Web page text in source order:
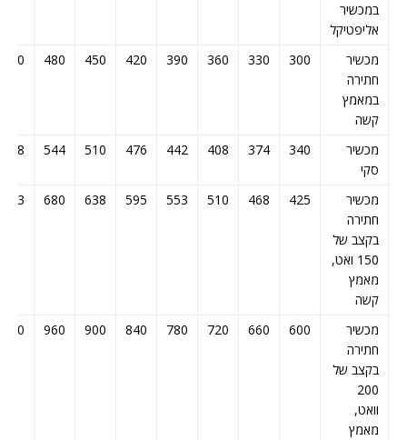
במכשיר
אליפטיקל
מכשיר
חתירה
במאמץ
קשה
300
330
360
390
420
450
480
510
מכשיר
סקי
340
374
408
442
476
510
544
578
מכשיר
חתירה
בקצב של
150 ואט,
מאמץ
קשה
425
468
510
553
595
638
680
723
מכשיר
חתירה
בקצב של
200
וואט,
מאמץ
600
660
720
780
840
900
960